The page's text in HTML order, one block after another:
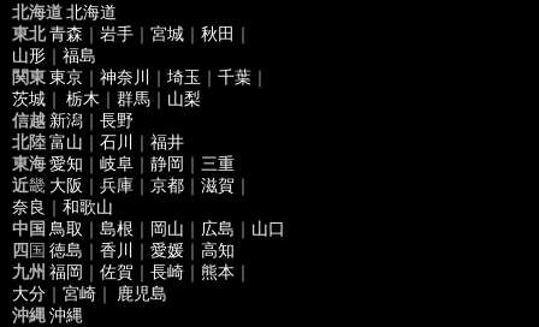
北海道北海道
東北青森 ｜ 岩手 ｜ 宮城 ｜ 秋田 ｜
山形 ｜ 福島
関東東京 ｜ 神奈川 ｜ 埼玉 ｜ 千葉 ｜
茨城 ｜ 栃木 ｜ 群馬 ｜ 山梨
信越 新潟 ｜ 長野
北陸富山 ｜ 石川 ｜ 福井
東海愛知 ｜ 岐阜 ｜ 静岡 ｜ 三重
近畿 大阪 ｜ 兵庫 ｜ 京都 ｜ 滋賀 ｜
奈良 ｜ 和歌山
中国 鳥取 ｜ 島根 ｜ 岡山 ｜ 広島 ｜ 山口
四国 徳島 ｜ 香川 ｜ 愛媛 ｜ 高知
九州 福岡 ｜ 佐賀 ｜ 長崎 ｜ 熊本 ｜
大分 ｜ 宮崎 ｜
鹿児島
沖縄沖縄